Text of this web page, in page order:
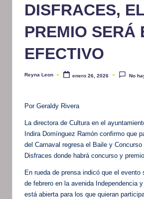
DISFRACES,
PREMIO SERÁ
EFECTIVO
Publicado
Reyna Leon enero 26, 2026 No
Por Geraldy Rivera
La directora de Cultura en el
Indira Domínguez Ramón confirmo que
del Carnaval regresa el Baile y Concurso
Disfraces donde habrá concurso y
En rueda de prensa indicó que el evento
de febrero en la avenida Independencia
está abierta para los que quieran